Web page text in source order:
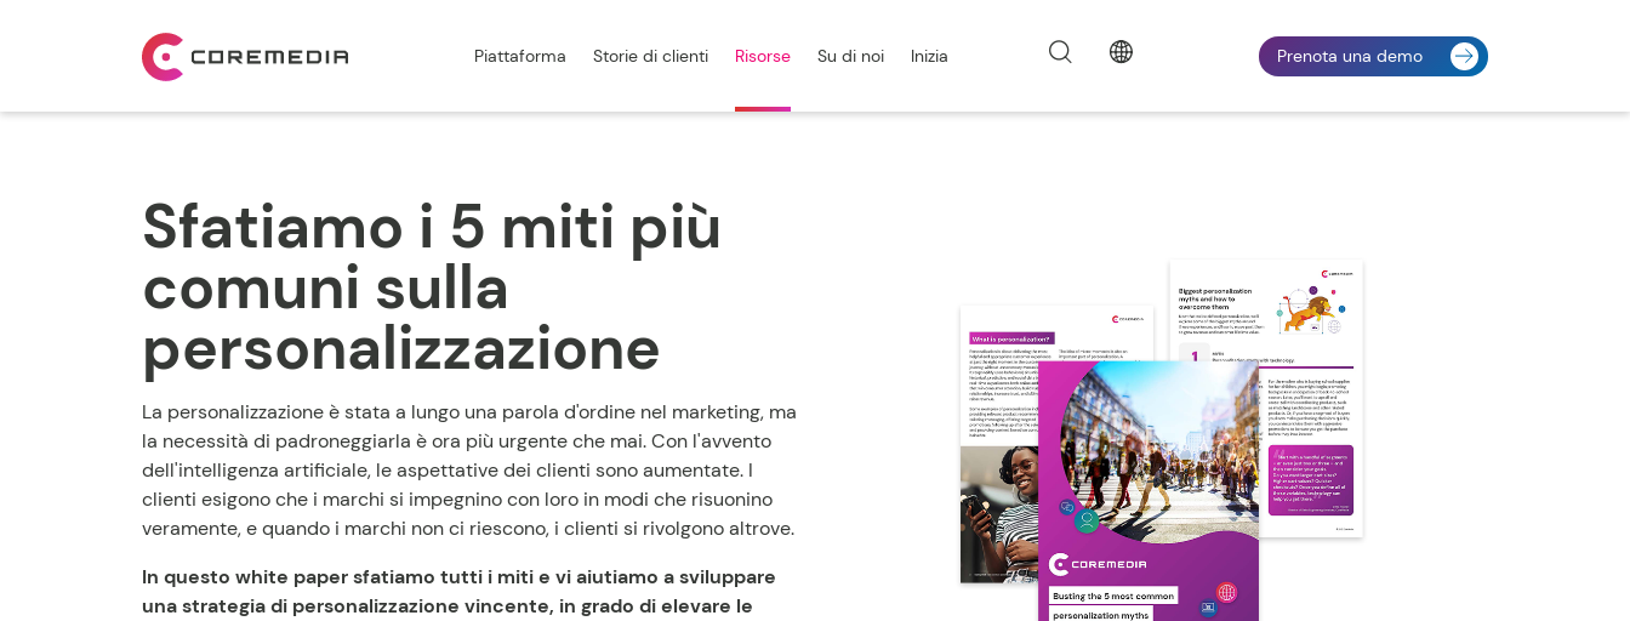
Piattaforma Storie di clienti Risorse Su di noi Inizia Prenota una demo
Sfatiamo i 5 miti più
comuni sulla
personalizzazione
La personalizzazione è stata a lungo una parola d'ordine nel marketing, ma
la necessità di padroneggiarla è ora più urgente che mai. Con l'avvento
dell'intelligenza artificiale, le aspettative dei clienti sono aumentate. I
clienti esigono che i marchi si impegnino con loro in modi che risuonino
veramente, e quando i marchi non ci riescono, i clienti si rivolgono altrove.
In questo white paper sfatiamo tutti i miti e vi aiutiamo a sviluppare
una strategia di personalizzazione vincente, in grado di elevare le